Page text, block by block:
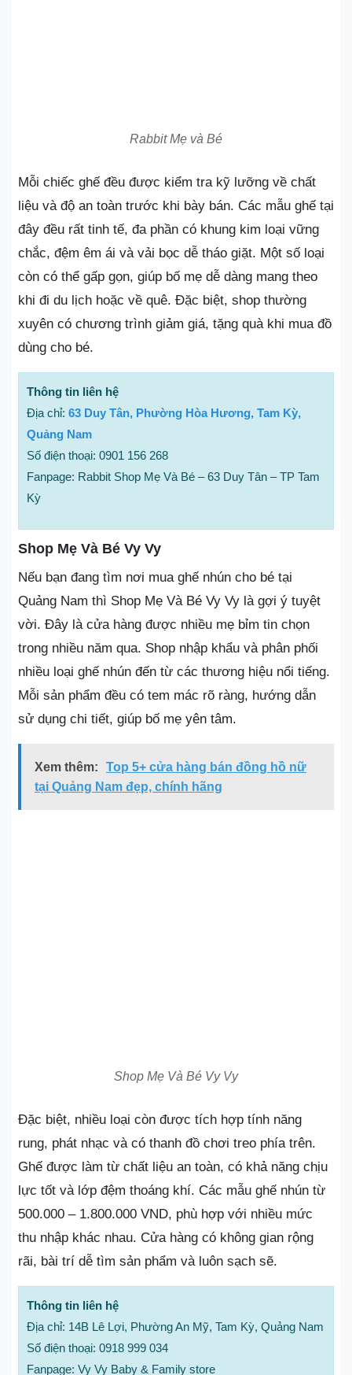
Rabbit Mẹ và Bé
Mỗi chiếc ghế đều được kiểm tra kỹ lưỡng về chất
liệu và độ an toàn trước khi bày bán. Các mẫu ghế tại
đây đều rất tinh tế, đa phần có khung kim loại vững
chắc, đệm êm ái và vải bọc dễ tháo giặt. Một số loại
còn có thể gấp gọn, giúp bố mẹ dễ dàng mang theo
khi đi du lịch hoặc về quê. Đặc biệt, shop thường
xuyên có chương trình giảm giá, tặng quà khi mua đồ
dùng cho bé.
Thông tin liên hệ
Địa chỉ: 63 Duy Tân, Phường Hòa Hương, Tam Kỳ,
Quảng Nam
Số điện thoại: 0901 156 268
Fanpage: Rabbit Shop Mẹ Và Bé – 63 Duy Tân – TP Tam
Kỳ
Shop Mẹ Và Bé Vy Vy
Nếu bạn đang tìm nơi mua ghế nhún cho bé tại
Quảng Nam thì Shop Mẹ Và Bé Vy Vy là gợi ý tuyệt
vời. Đây là cửa hàng được nhiều mẹ bỉm tin chọn
trong nhiều năm qua. Shop nhập khẩu và phân phối
nhiều loại ghế nhún đến từ các thương hiệu nổi tiếng.
Mỗi sản phẩm đều có tem mác rõ ràng, hướng dẫn
sử dụng chi tiết, giúp bố mẹ yên tâm.
Xem thêm:
Top 5+ cửa hàng bán đồng hồ nữ
tại Quảng Nam đẹp, chính hãng
Shop Mẹ Và Bé Vy Vy
Đặc biệt, nhiều loại còn được tích hợp tính năng
rung, phát nhạc và có thanh đồ chơi treo phía trên.
Ghế được làm từ chất liệu an toàn, có khả năng chịu
lực tốt và lớp đệm thoáng khí. Các mẫu ghế nhún từ
500.000 – 1.800.000 VND, phù hợp với nhiều mức
thu nhập khác nhau. Cửa hàng có không gian rộng
rãi, bài trí dễ tìm sản phẩm và luôn sạch sẽ.
Thông tin liên hệ
Địa chỉ: 14B Lê Lợi, Phường An Mỹ, Tam Kỳ, Quảng Nam
Số điện thoại: 0918 999 034
Fanpage: Vy Vy Baby & Family store